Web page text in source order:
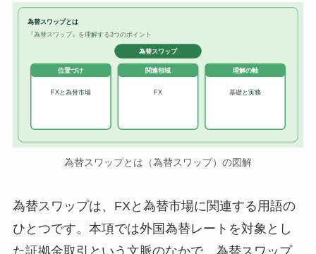
為替スワップとは
『為替スワップ』を理解する3つのポイント
為替スワップ
位置づけ
FXと為替市場
関連領域
FX
理解の軸
基礎と実務
為替スワップとは（為替スワップ）の図解
為替スワップは、FXと為替市場に関連する用語の
ひとつです。本項では外国為替レートを対象とし
た証拠金取引という文脈のなかで、為替スワップ